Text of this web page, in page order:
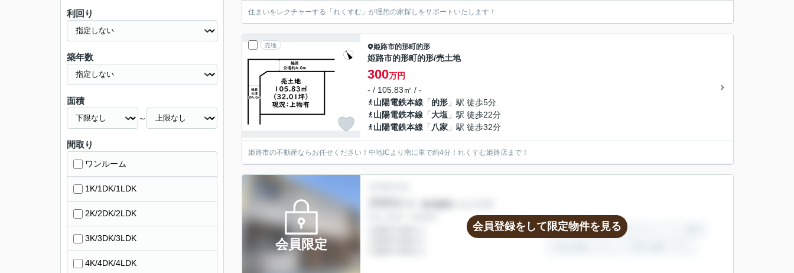
住まいをレクチャーする「れくすむ」が理想の家探しをサポートいたします！
売地 姫路市的形町的形
姫路市的形町的形/売土地
300万円
- / 105.83㎡ / -
山陽電鉄本線 「的形 」駅 徒歩5分
山陽電鉄本線 「大塩 」駅 徒歩22分
山陽電鉄本線 「 八家 」駅 徒歩32分
姫路市の不動産ならお任せください！中地ICより南に車で約4分！れくすむ姫路店まで！
会員限定
会員登録をして限定物件を見る
利回り
築年数
面積
～
間取り
ワンルーム
1K/1DK/1LDK
2K/2DK/2LDK
3K/3DK/3LDK
4K/4DK/4LDK